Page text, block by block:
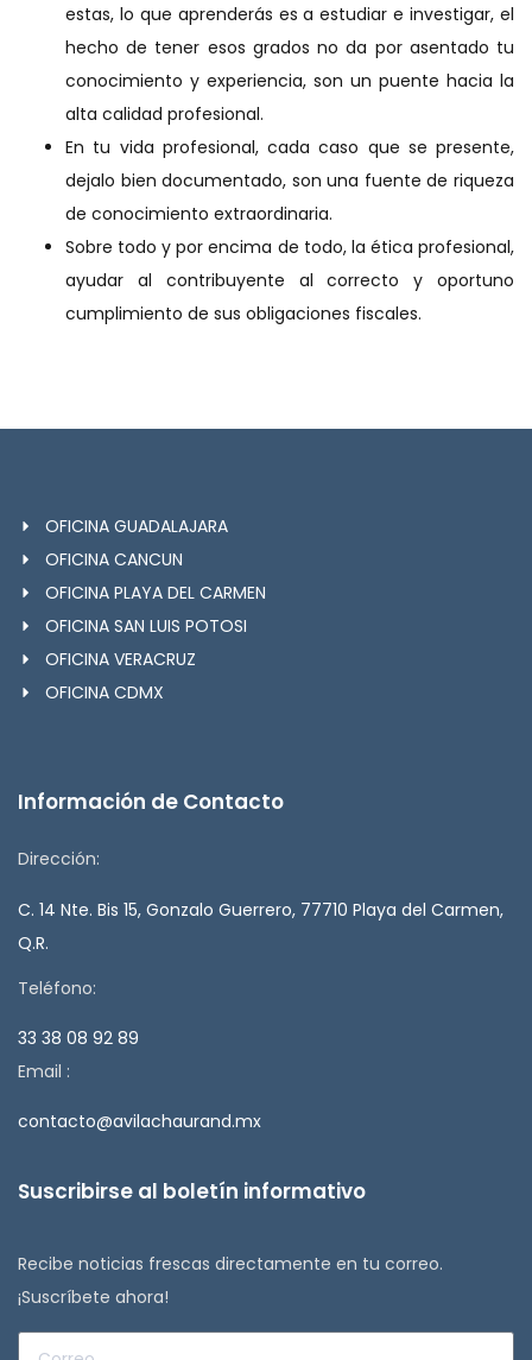
estas, lo que aprenderás es a estudiar e investigar, el
hecho de tener esos grados no da por asentado tu
conocimiento y experiencia, son un puente hacia la
alta calidad profesional.
En tu vida profesional, cada caso que se presente,
dejalo bien documentado, son una fuente de riqueza
de conocimiento extraordinaria.
Sobre todo y por encima de todo, la ética profesional,
ayudar al contribuyente al correcto y oportuno
cumplimiento de sus obligaciones fiscales.
OFICINA GUADALAJARA
OFICINA CANCUN
OFICINA PLAYA DEL CARMEN
OFICINA SAN LUIS POTOSI
OFICINA VERACRUZ
OFICINA CDMX
Información de Contacto
Dirección:
C. 14 Nte. Bis 15, Gonzalo Guerrero, 77710 Playa del Carmen,
Q.R.
Teléfono:
33 38 08 92 89
Email :
contacto@avilachaurand.mx
Suscribirse al boletín informativo
Recibe noticias frescas directamente en tu correo.
¡Suscríbete ahora!